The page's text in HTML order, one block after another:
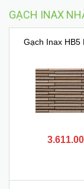
GẠCH INAX
Gạch Inax HB5